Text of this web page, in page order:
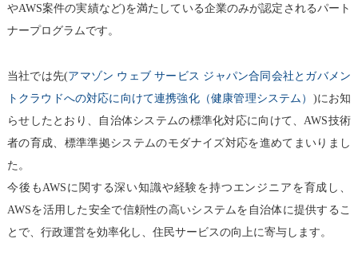
やAWS案件の実績など)を満たしている企業のみが認定されるパート
ナープログラムです。
当社では先(アマゾン ウェブ サービス ジャパン合同会社とガバメン
トクラウドへの対応に向けて連携強化（健康管理システム） )にお知
らせしたとおり、自治体システムの標準化対応に向けて、AWS技術
者の育成、標準準拠システムのモダナイズ対応を進めてまいりまし
た。
今後もAWSに関する深い知識や経験を持つエンジニアを育成し、
AWSを活用した安全で信頼性の高いシステムを自治体に提供するこ
とで、行政運営を効率化し、住民サービスの向上に寄与します。